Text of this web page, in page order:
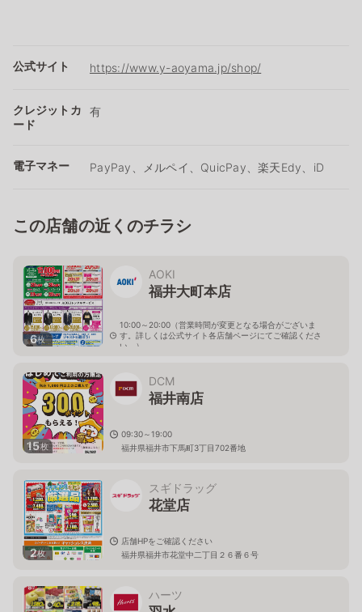
公式サイト https://www.y-aoyama.jp/shop/
クレジットカ
ード
有
電子マネー PayPay、メルペイ、QuicPay、楽天Edy、iD
この店舗の近くのチラシ
6枚
AOKI
福井大町本店
10:00～20:00（営業時間が変更となる場合がございま
す。詳しくは公式サイト各店舗ページにてご確認くださ
い。）
15枚
DCM
福井南店
09:30～19:00
福井県福井市下馬町3丁目702番地
2枚
スギドラッグ
花堂店
店舗HPをご確認ください
福井県福井市花堂中二丁目２６番６号
ハーツ